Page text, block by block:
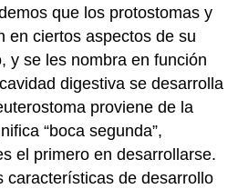
que los protostomas y
en ciertos aspectos de su
y se les nombra en función
digestiva se desarrolla
proviene de la
“boca segunda”,
el primero en desarrollarse.
características de desarrollo